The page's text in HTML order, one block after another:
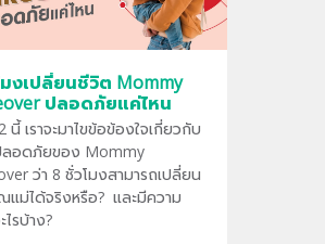
มงเปลี่ยนชีวิต Mommy
ปลอดภัยแค่ไหน
นี้ เราจะมาไขข้อข้องใจเกี่ยวกับ
ลอดภัยของ Mommy
ว่า 8 ชั่วโมงสามารถเปลี่ยน
ม่ได้จริงหรือ? และมีความ
ไรบ้าง?